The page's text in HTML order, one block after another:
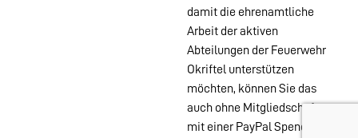
damit die ehrenamtliche
Arbeit der aktiven
Abteilungen der Feuerwehr
Okriftel unterstützen
möchten, können Sie das
auch ohne Mitgliedschaft
mit einer PayPal Spende